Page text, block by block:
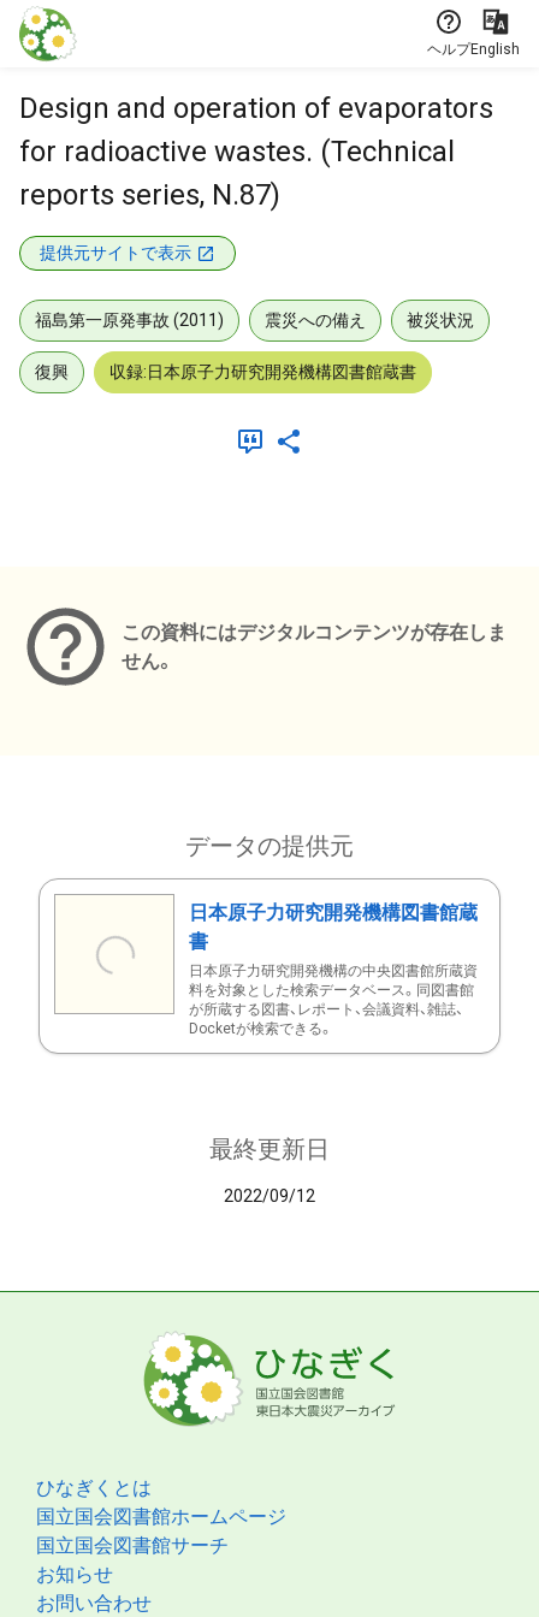
本文に飛ぶ
ヘルプEnglish
Design and operation of evaporators
for radioactive wastes. (Technical
reports series, N.87)
提供元サイトで表示
福島第一原発事故 (2011) 震災への備え 被災状況
復興 収録:日本原子力研究開発機構図書館蔵書
この資料にはデジタルコンテンツが存在しま
せん。
データの提供元
日本原子力研究開発機構図書館蔵
書
日本原子力研究開発機構の中央図書館所蔵資
料を対象とした検索データベース。同図書館
が所蔵する図書、レポート、会議資料、雑誌、
Docketが検索できる。
最終更新日
2022/09/12
ひなぎくとは
国立国会図書館ホームページ
国立国会図書館サーチ
お知らせ
お問い合わせ